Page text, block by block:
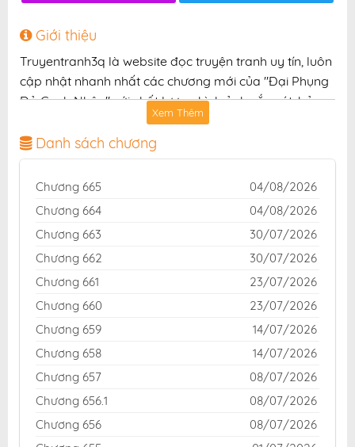
Giới thiệu
Truyentranh3q là website đọc truyện tranh uy tín, luôn
cập nhật nhanh nhất các chương mới của "Đại Phụng
Đả Canh Nhân" với chất lượng hình ảnh sắc nét, bản
dịch chuẩn và giao diện thân thiện, mang đến trải
nghiệm đọc truyện hấp dẫn, tiện lợi, hoàn toàn miễn
phí cho độc giả yêu thích truyện tranh online.
Xem Thêm
Danh sách chương
Chương 665
04/08/2026
Chương 664
04/08/2026
Chương 663
30/07/2026
Chương 662
30/07/2026
Chương 661
23/07/2026
Chương 660
23/07/2026
Chương 659
14/07/2026
Chương 658
14/07/2026
Chương 657
08/07/2026
Chương 656.1
08/07/2026
Chương 656
08/07/2026